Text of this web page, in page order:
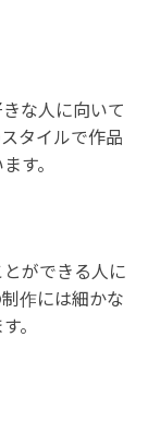
な人に向いて
タイルで作品
す。
ができる人に
作には細かな
。